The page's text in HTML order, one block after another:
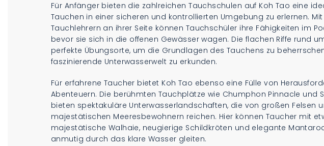
Für Anfänger bieten die zahlreichen Tauchschulen auf Koh Tao eine
Tauchen in einer sicheren und kontrollierten Umgebung zu erlernen.
Tauchlehrern an ihrer Seite können Tauchschüler ihre Fähigkeiten im
bevor sie sich in die offenen Gewässer wagen. Die flachen Riffe rund
perfekte Übungsorte, um die Grundlagen des Tauchens zu
faszinierende Unterwasserwelt zu erkunden.
Für erfahrene Taucher bietet Koh Tao ebenso eine Fülle von
Abenteuern. Die berühmten Tauchplätze wie Chumphon Pinnacle und
bieten spektakuläre Unterwasserlandschaften, die von großen Felsen
majestätischen Meeresbewohnern reichen. Hier können Taucher mit
majestätische Walhaie, neugierige Schildkröten und elegante
anmutig durch das klare Wasser gleiten.